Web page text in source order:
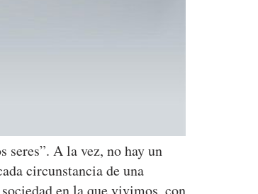
seres”. A la vez, no hay un
circunstancia de una